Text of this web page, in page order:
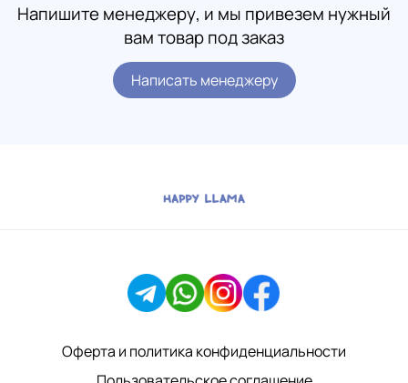
Напишите менеджеру, и мы привезем нужный
вам товар под заказ
Написать менеджеру
Оферта и политика конфиденциальности